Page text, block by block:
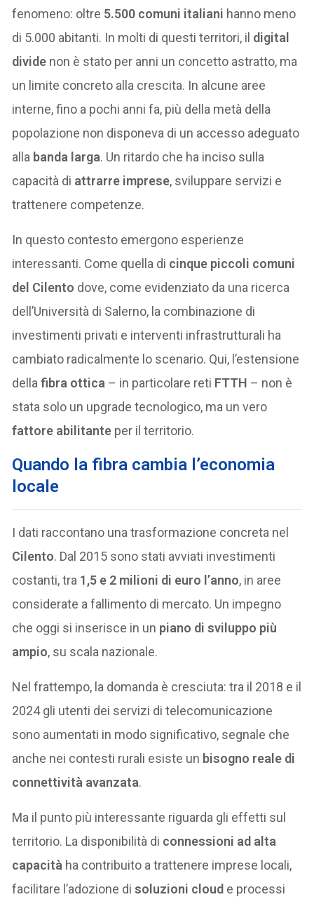
fenomeno: oltre 5.500 comuni italiani hanno meno
di 5.000 abitanti. In molti di questi territori, il digital
divide non è stato per anni un concetto astratto, ma
un limite concreto alla crescita. In alcune aree
interne, fino a pochi anni fa, più della metà della
popolazione non disponeva di un accesso adeguato
alla banda larga. Un ritardo che ha inciso sulla
capacità di attrarre imprese, sviluppare servizi e
trattenere competenze.
In questo contesto emergono esperienze
interessanti. Come quella di cinque piccoli comuni
del Cilento dove, come evidenziato da una ricerca
dell’Università di Salerno, la combinazione di
investimenti privati e interventi infrastrutturali ha
cambiato radicalmente lo scenario. Qui, l’estensione
dellafibra ottica – in particolare reti FTTH – non è
stata solo un upgrade tecnologico, ma un vero
fattore abilitante per il territorio.
Quando la fibra cambia l’economia
locale
I dati raccontano una trasformazione concreta nel
Cilento. Dal 2015 sono stati avviati investimenti
costanti, tra 1,5 e 2 milioni di euro l’anno, in aree
considerate a fallimento di mercato. Un impegno
che oggi si inserisce in un piano di sviluppo più
ampio, su scala nazionale.
Nel frattempo, la domanda è cresciuta: tra il 2018 e il
2024 gli utenti dei servizi di telecomunicazione
sono aumentati in modo significativo, segnale che
anche nei contesti rurali esiste un bisogno reale di
connettività avanzata.
Ma il punto più interessante riguarda gli effetti sul
territorio. La disponibilità di connessioni ad alta
capacità ha contribuito a trattenere imprese locali,
facilitare l’adozione disoluzioni cloud e processi